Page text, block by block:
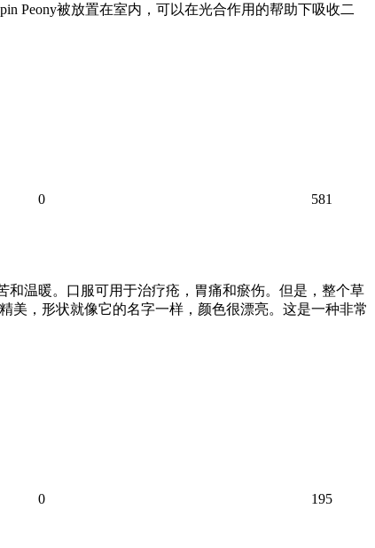
Peony被放置在室内，可以在光合作用的帮助下吸收二
0
581
温暖。口服可用于治疗疮，胃痛和瘀伤。但是，整个草
美，形状就像它的名字一样，颜色很漂亮。这是一种非常
0
195